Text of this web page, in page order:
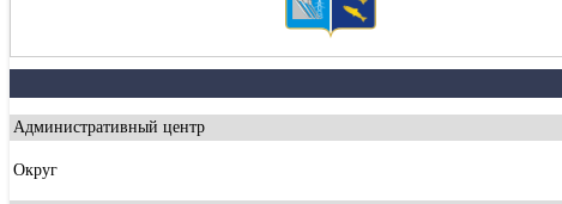
Административный центр
Округ